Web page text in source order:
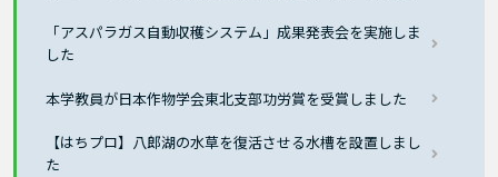
「アスパラガス自動収穫システム」成果発表会を実施しま
した
本学教員が日本作物学会東北支部功労賞を受賞しました
【はちプロ】八郎湖の水草を復活させる水槽を設置しまし
た